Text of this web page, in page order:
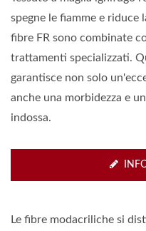
spegne le fiamme e riduce
fibre FR sono combinate
trattamenti specializzati.
garantisce non solo
anche una morbidezza e
indossa.
Le fibre modacriliche si